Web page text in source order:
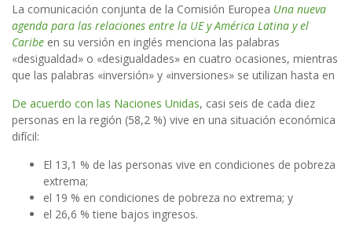
La comunicación conjunta de la Comisión Europea Una nueva
agenda para las relaciones entre la UE y América Latina y el
Caribe en su versión en inglés menciona las palabras
«desigualdad» o «desigualdades» en cuatro ocasiones, mientras
que las palabras «inversión» y «inversiones» se utilizan hasta en
De acuerdo con las Naciones Unidas, casi seis de cada diez
personas en la región (58,2 %) vive en una situación económica
difícil:
El 13,1 % de las personas vive en condiciones de pobreza
extrema;
el 19 % en condiciones de pobreza no extrema; y
el 26,6 % tiene bajos ingresos.